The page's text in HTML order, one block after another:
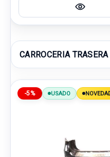
CARROCERIA TRASERA
-5% USADO